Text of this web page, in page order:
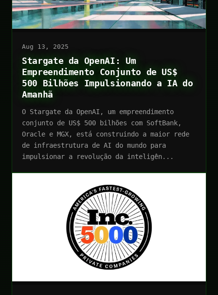
Aug 13, 2025
Stargate da OpenAI: Um
Empreendimento Conjunto de US$
500 Bilhões Impulsionando a IA do
Amanhã
O Stargate da OpenAI, um empreendimento
conjunto de US$ 500 bilhões com SoftBank,
Oracle e MGX, está construindo a maior rede
de infraestrutura de AI do mundo para
impulsionar a revolução da inteligên...